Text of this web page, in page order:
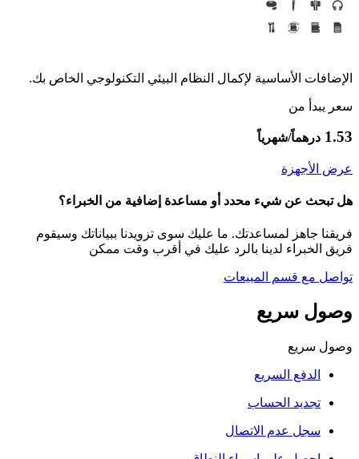
الإضافات الأساسية لإكمال النظام البيئي التكنولوجي الخاص بك.
سعر يبدأ من
1.53 درهماً/شهرياً
عرض الأجهزة
هل تبحث عن شيء محدد أو مساعدة إضافية من الخبراء؟
فريقنا جاهز لمساعدتك. ما عليك سوى تزويدنا ببياناتك وسيقوم
فريق الخبراء لدينا بالرد عليك في أقرب وقت ممكن
تواصل مع قسم المبيعات
وصول سريع
وصول سريع
الدفع السريع
تجديد الحساب
سجل عدم الاتصال